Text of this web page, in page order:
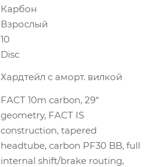
Карбон
Взрослый
10
Disс
Хардтейл с аморт. вилкой
FACT 10m carbon, 29“
geometry, FACT IS
construction, tapered
headtube, carbon PF30 BB, full
internal shift/brake routing,